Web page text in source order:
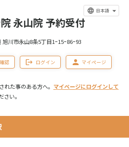
日本語
永山院 予約受付
旭川市永山8条5丁目1ｰ15ｰ86ｰ93
認 ログイン マイページ
た事のある方へ。 マイページにログインして
い。